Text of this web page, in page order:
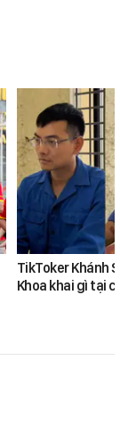
TikToker Khánh
Khoa khai gì tại